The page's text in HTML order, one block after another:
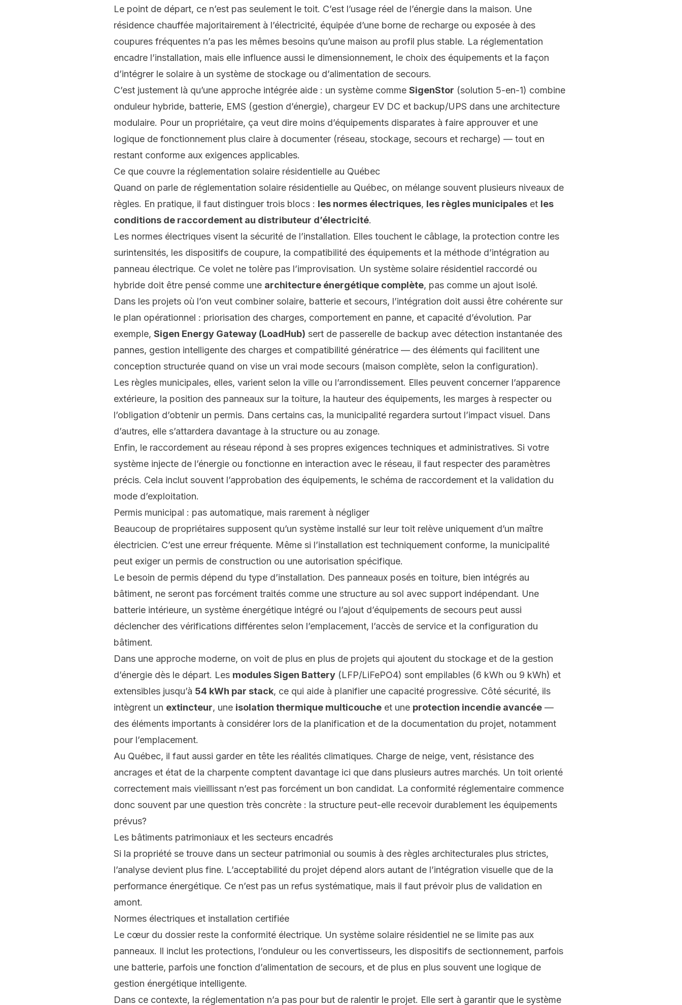
Le point de départ, ce n’est pas seulement le toit. C’est l’usage réel de l’énergie dans la maison. Une
résidence chauffée majoritairement à l’électricité, équipée d’une borne de recharge ou exposée à des
coupures fréquentes n’a pas les mêmes besoins qu’une maison au profil plus stable. La réglementation
encadre l’installation, mais elle influence aussi le dimensionnement, le choix des équipements et la façon
d’intégrer le solaire à un système de stockage ou d’alimentation de secours.
C’est justement là qu’une approche intégrée aide : un système comme SigenStor (solution 5-en-1) combine
onduleur hybride, batterie, EMS (gestion d’énergie), chargeur EV DC et backup/UPS dans une architecture
modulaire. Pour un propriétaire, ça veut dire moins d’équipements disparates à faire approuver et une
logique de fonctionnement plus claire à documenter (réseau, stockage, secours et recharge) — tout en
restant conforme aux exigences applicables.
Ce que couvre la réglementation solaire résidentielle au Québec
Quand on parle de réglementation solaire résidentielle au Québec, on mélange souvent plusieurs niveaux de
règles. En pratique, il faut distinguer trois blocs : les normes électriques, les règles municipales et les
conditions de raccordement au distributeur d’électricité.
Les normes électriques visent la sécurité de l’installation. Elles touchent le câblage, la protection contre les
surintensités, les dispositifs de coupure, la compatibilité des équipements et la méthode d’intégration au
panneau électrique. Ce volet ne tolère pas l’improvisation. Un système solaire résidentiel raccordé ou
hybride doit être pensé comme une architecture énergétique complète, pas comme un ajout isolé.
Dans les projets où l’on veut combiner solaire, batterie et secours, l’intégration doit aussi être cohérente sur
le plan opérationnel : priorisation des charges, comportement en panne, et capacité d’évolution. Par
exemple, Sigen Energy Gateway (LoadHub) sert de passerelle de backup avec détection instantanée des
pannes, gestion intelligente des charges et compatibilité génératrice — des éléments qui facilitent une
conception structurée quand on vise un vrai mode secours (maison complète, selon la configuration).
Les règles municipales, elles, varient selon la ville ou l’arrondissement. Elles peuvent concerner l’apparence
extérieure, la position des panneaux sur la toiture, la hauteur des équipements, les marges à respecter ou
l’obligation d’obtenir un permis. Dans certains cas, la municipalité regardera surtout l’impact visuel. Dans
d’autres, elle s’attardera davantage à la structure ou au zonage.
Enfin, le raccordement au réseau répond à ses propres exigences techniques et administratives. Si votre
système injecte de l’énergie ou fonctionne en interaction avec le réseau, il faut respecter des paramètres
précis. Cela inclut souvent l’approbation des équipements, le schéma de raccordement et la validation du
mode d’exploitation.
Permis municipal : pas automatique, mais rarement à négliger
Beaucoup de propriétaires supposent qu’un système installé sur leur toit relève uniquement d’un maître
électricien. C’est une erreur fréquente. Même si l’installation est techniquement conforme, la municipalité
peut exiger un permis de construction ou une autorisation spécifique.
Le besoin de permis dépend du type d’installation. Des panneaux posés en toiture, bien intégrés au
bâtiment, ne seront pas forcément traités comme une structure au sol avec support indépendant. Une
batterie intérieure, un système énergétique intégré ou l’ajout d’équipements de secours peut aussi
déclencher des vérifications différentes selon l’emplacement, l’accès de service et la configuration du
bâtiment.
Dans une approche moderne, on voit de plus en plus de projets qui ajoutent du stockage et de la gestion
d’énergie dès le départ. Les modules Sigen Battery (LFP/LiFePO4) sont empilables (6 kWh ou 9 kWh) et
extensibles jusqu’à 54 kWh par stack, ce qui aide à planifier une capacité progressive. Côté sécurité, ils
intègrent un extincteur, une isolation thermique multicouche et une protection incendie avancée —
des éléments importants à considérer lors de la planification et de la documentation du projet, notamment
pour l’emplacement.
Au Québec, il faut aussi garder en tête les réalités climatiques. Charge de neige, vent, résistance des
ancrages et état de la charpente comptent davantage ici que dans plusieurs autres marchés. Un toit orienté
correctement mais vieillissant n’est pas forcément un bon candidat. La conformité réglementaire commence
donc souvent par une question très concrète : la structure peut-elle recevoir durablement les équipements
prévus?
Les bâtiments patrimoniaux et les secteurs encadrés
Si la propriété se trouve dans un secteur patrimonial ou soumis à des règles architecturales plus strictes,
l’analyse devient plus fine. L’acceptabilité du projet dépend alors autant de l’intégration visuelle que de la
performance énergétique. Ce n’est pas un refus systématique, mais il faut prévoir plus de validation en
amont.
Normes électriques et installation certifiée
Le cœur du dossier reste la conformité électrique. Un système solaire résidentiel ne se limite pas aux
panneaux. Il inclut les protections, l’onduleur ou les convertisseurs, les dispositifs de sectionnement, parfois
une batterie, parfois une fonction d’alimentation de secours, et de plus en plus souvent une logique de
gestion énergétique intelligente.
Dans ce contexte, la réglementation n’a pas pour but de ralentir le projet. Elle sert à garantir que le système